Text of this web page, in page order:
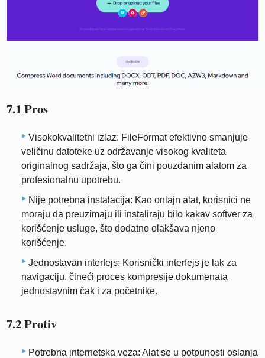
7.1 Pros
Visokokvalitetni izlaz: FileFormat efektivno smanjuje
veličinu datoteke uz održavanje visokog kvaliteta
originalnog sadržaja, što ga čini pouzdanim alatom za
profesionalnu upotrebu.
Nije potrebna instalacija: Kao onlajn alat, korisnici ne
moraju da preuzimaju ili instaliraju bilo kakav softver za
korišćenje usluge, što dodatno olakšava njeno
korišćenje.
Jednostavan interfejs: Korisnički interfejs je lak za
navigaciju, čineći proces kompresije dokumenata
jednostavnim čak i za početnike.
7.2 Protiv
Potrebna internetska veza: Alat se u potpunosti oslanja